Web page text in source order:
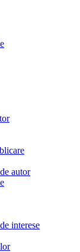
autor
interese